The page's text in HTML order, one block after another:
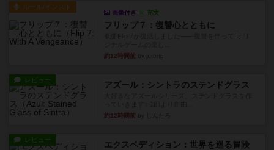
ルール/インスト
画像付き 充実
フリップ７：復讐心とともに
約12時間前
レビュー アズール：シントラのステンドグラス
約12時間前
レビュー エクスペディション：世界を巡る冒険